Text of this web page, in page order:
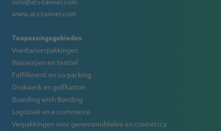
www.ats-tanner.com
Toepassingsgebieden
Voedselverpakkingen
Wasserijen en textiel
Fulfillment en co-packing
Drukwerk en golfkarton
Branding with Banding
Logistiek en e-commerce
Verpakkingen voor geneesmiddelen en cosmetica